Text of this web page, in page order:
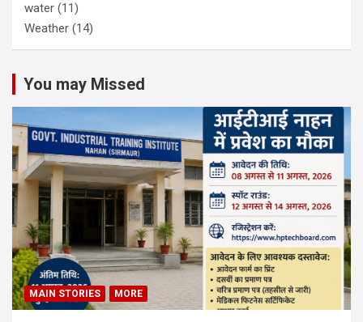
water (11)
Weather (14)
You may Missed
MAIN STORIES MORE